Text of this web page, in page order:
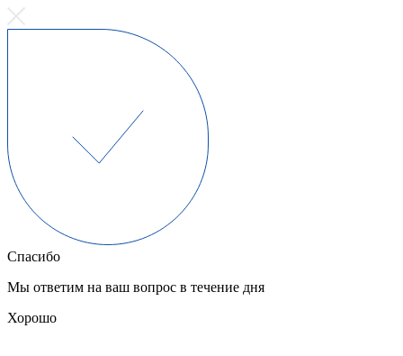
Спасибо
Мы ответим на ваш вопрос в течение дня
Хорошо